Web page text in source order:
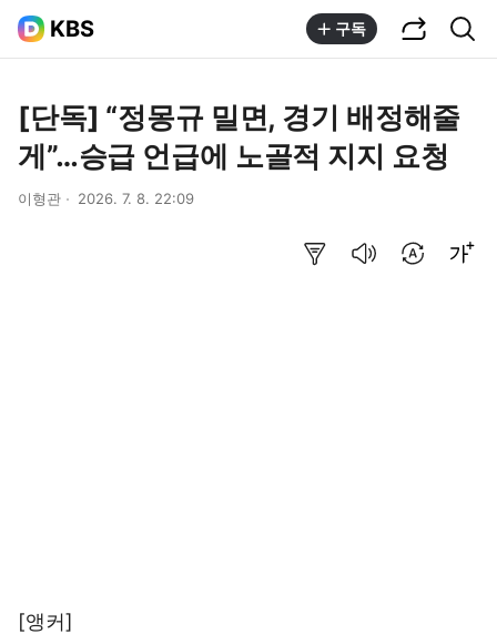
KBS 구독
[단독] “정몽규 밀면, 경기 배정해줄
게”…승급 언급에 노골적 지지 요청
이형관 2026. 7. 8. 22:09
[앵커]